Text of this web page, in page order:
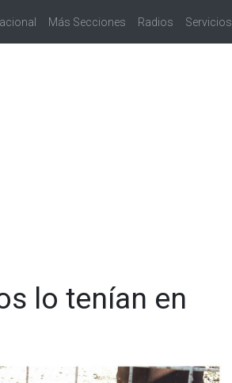
Más Secciones Radios Servicios
lo tenían en